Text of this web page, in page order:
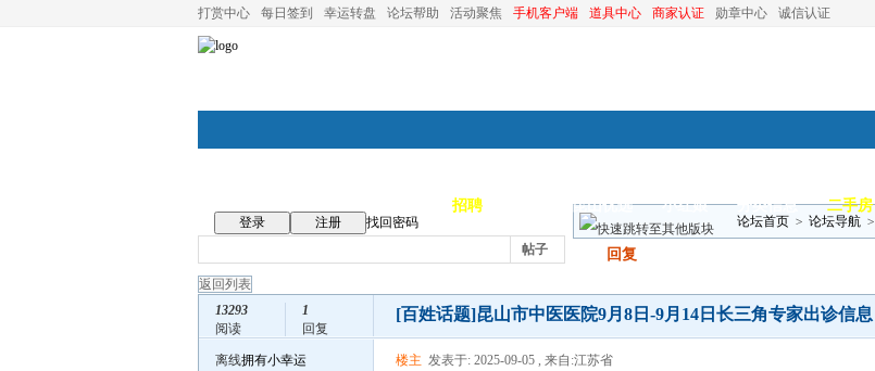
打赏中心 每日签到 幸运转盘 论坛帮助 活动聚焦 手机客户端 道具中心 商家认证 勋章中心 诚信认证
招聘 昆山优选 小红娘 分类信息 二手房
登录 注册
找回密码
帖子
论坛首页 > 论坛导航 >
回复
返回列表
13293
阅读
1
回复
[百姓话题]昆山市中医医院9月8日-9月14日长三角专家出诊信息
离线拥有小幸运 楼主 发表于: 2025-09-05 , 来自:江苏省